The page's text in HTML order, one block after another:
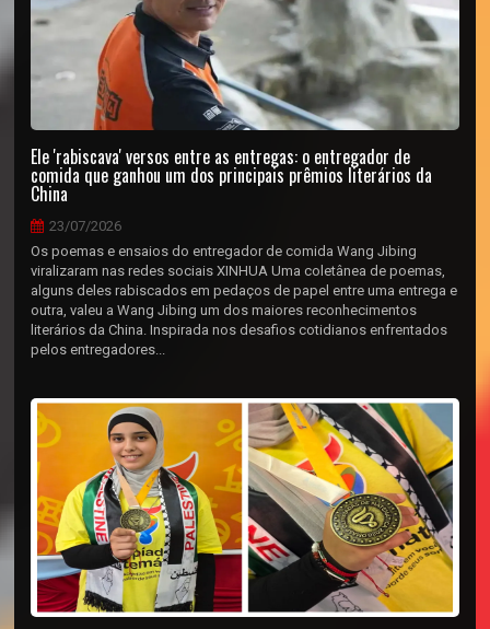
Ele 'rabiscava' versos entre as entregas: o entregador de
comida que ganhou um dos principais prêmios literários da
China
23/07/2026
Os poemas e ensaios do entregador de comida Wang Jibing
viralizaram nas redes sociais XINHUA Uma coletânea de poemas,
alguns deles rabiscados em pedaços de papel entre uma entrega e
outra, valeu a Wang Jibing um dos maiores reconhecimentos
literários da China. Inspirada nos desafios cotidianos enfrentados
pelos entregadores...